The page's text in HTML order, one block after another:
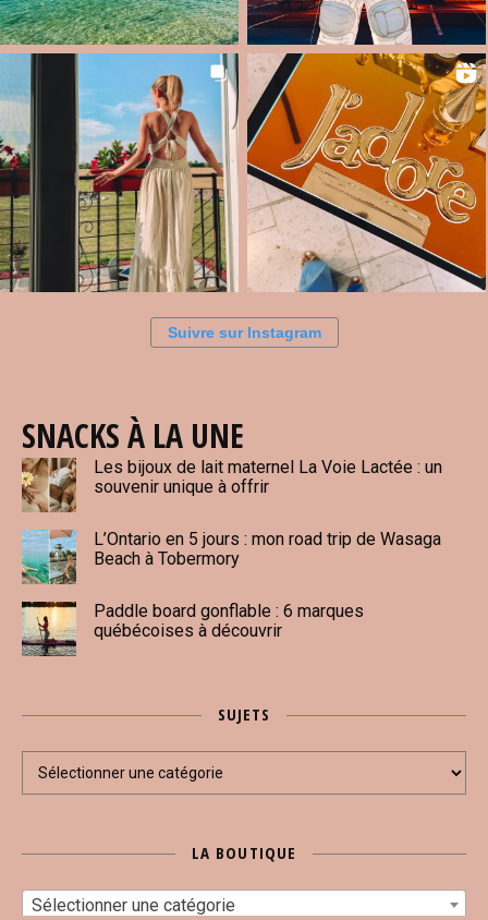
Suivre sur Instagram
SNACKS À LA UNE
Les bijoux de lait maternel La Voie Lactée : un
souvenir unique à offrir
L’Ontario en 5 jours : mon road trip de Wasaga
Beach à Tobermory
Paddle board gonflable : 6 marques
québécoises à découvrir
SUJETS
Sujets
LA BOUTIQUE
Sélectionner une catégorie